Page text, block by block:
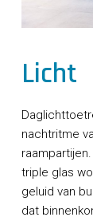
Licht
nachtritme
triple glas
geluid van
dat